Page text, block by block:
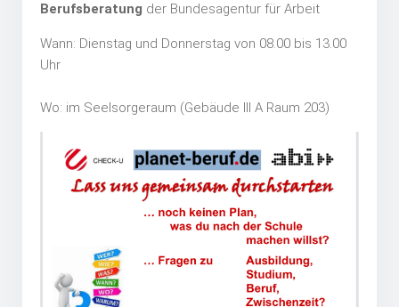
Berufsberatung der Bundesagentur für Arbeit
Wann: Dienstag und Donnerstag von 08.00 bis 13.00
Uhr
Wo: im Seelsorgeraum (Gebäude III A Raum 203)